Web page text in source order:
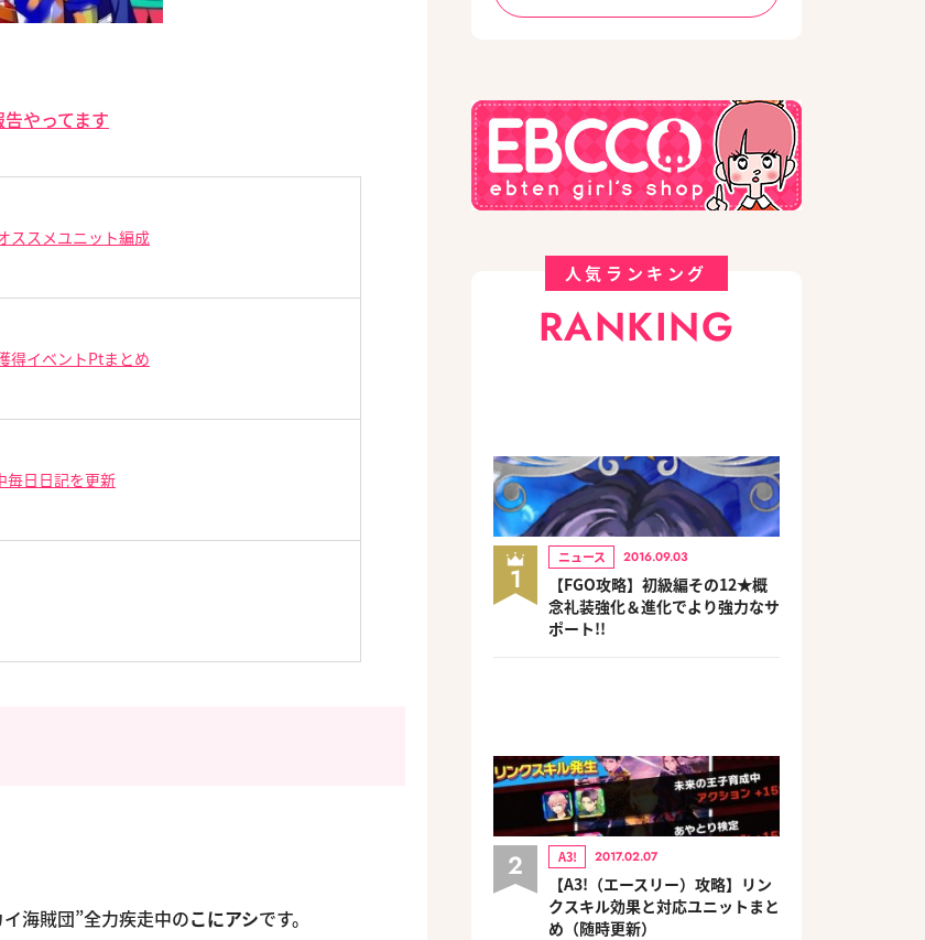
やってます
ススメユニット編成
得イベントPtまとめ
毎日日記を更新
海賊団”全力疾走中のこにアシです。
人気ランキング
RANKING
1
ニュース 2016.09.03
【FGO攻略】初級編その12★概
念礼装強化＆進化でより強力なサ
ポート!!
2 A3! 2017.02.07
【A3!（エースリー）攻略】リン
クスキル効果と対応ユニットまと
め（随時更新）